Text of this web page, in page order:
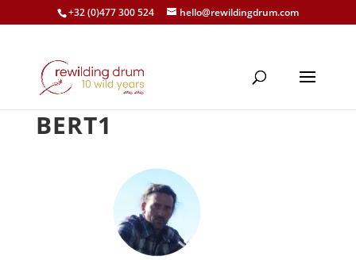
+32 (0)477 300 524 hello@rewildingdrum.com
BERT1